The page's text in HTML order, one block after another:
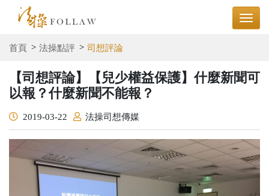
首頁 法操點評 司想評論
【司想評論】【兒少權益保護】什麼新聞可
以報？什麼新聞不能報？
2019-03-22 法操司想傳媒